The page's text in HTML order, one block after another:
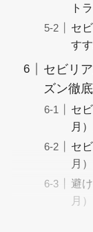
ト
セ
す
セビリ
ズン徹
セ
月
セ
月
避
月